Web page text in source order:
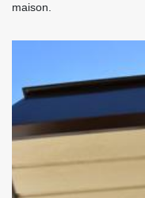
maison.